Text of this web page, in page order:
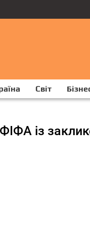
Світ
із